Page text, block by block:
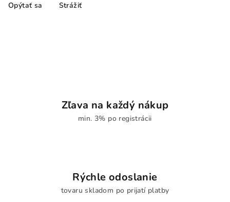
Opýtať sa Strážiť
Zľava na každý nákup
min. 3% po registrácii
Rýchle odoslanie
tovaru skladom po prijatí platby